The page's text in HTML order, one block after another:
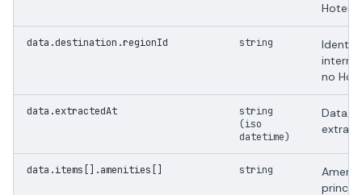
data.destination.regionId string
interno
no
data.extractedAt
string
(iso
datetime)
Data/
data.items[].amenities[] string